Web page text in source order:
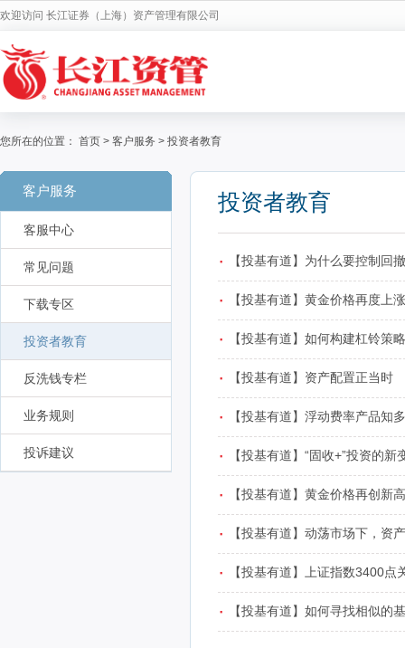
欢迎访问 长江证券（上海）资产管理有限公司
您所在的位置： 首页 > 客户服务 > 投资者教育
客户服务
客服中心
常见问题
下载专区
投资者教育
反洗钱专栏
业务规则
投诉建议
投资者教育
· 【投基有道】为什么要控制回
· 【投基有道】黄金价格再度上
· 【投基有道】如何构建杠铃策
· 【投基有道】资产配置正当时
· 【投基有道】浮动费率产品知
· 【投基有道】“固收+”投资的新
· 【投基有道】黄金价格再创新
· 【投基有道】动荡市场下，资
· 【投基有道】上证指数3400
· 【投基有道】如何寻找相似的